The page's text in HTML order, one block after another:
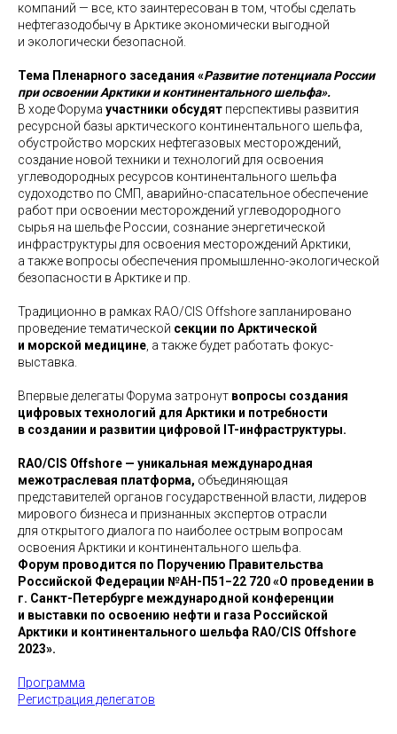
компаний — все, кто заинтересован в том, чтобы сделать
нефтегазодобычу в Арктике экономически выгодной
и экологически безопасной.
Тема Пленарного заседания «Развитие потенциала России
при освоении Арктики и континентального шельфа».
В ходе Форума участники обсудят перспективы развития
ресурсной базы арктического континентального шельфа,
обустройство морских нефтегазовых месторождений,
создание новой техники и технологий для освоения
углеводородных ресурсов континентального шельфа
судоходство по СМП, аварийно-спасательное обеспечение
работ при освоении месторождений углеводородного
сырья на шельфе России, сознание энергетической
инфраструктуры для освоения месторождений Арктики,
а также вопросы обеспечения промышленно-экологической
безопасности в Арктике и пр.
Традиционно в рамках RAO/CIS Offshore запланировано
проведение тематической секции по Арктической
и морской медицине , а также будет работать фокус-
выставка.
Впервые делегаты Форума затронут вопросы создания
цифровых технологий для Арктики и потребности
в создании и развитии цифровой IT-инфраструктуры.
RAO/CIS Offshore — уникальная международная
межотраслевая платформа, объединяющая
представителей органов государственной власти, лидеров
мирового бизнеса и признанных экспертов отрасли
для открытого диалога по наиболее острым вопросам
освоения Арктики и континентального шельфа.
Форум проводится по Поручению Правительства
Российской Федерации №АН-П51−22 720 «О проведении в
г. Санкт-Петербурге международной конференции
и выставки по освоению нефти и газа Российской
Арктики и континентального шельфа RAO/CIS Offshore
2023».
Программа
Регистрация делегатов